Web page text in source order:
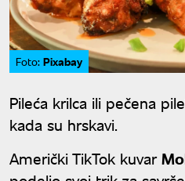
Foto: Pixabay
Pileća krilca ili pečena
kada su hrskavi.
Američki TikTok kuvar